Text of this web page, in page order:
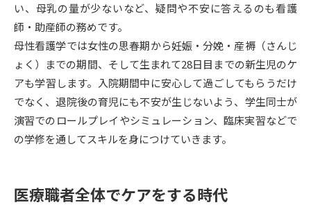
新学年スタート号特集ページ
（高3生用）
新学年スタート号特集ページ
SELFBRAND特集ページ
オープンキャンパスなどを調べる
オープンキャンパス検索 実施プログラムから探す
い、母乳の量が少ないなど、疑問や不安に答えるのも看護
師・助産師の務めです。
母性看護学では女性の思春期から妊娠・分娩・産褥（さんじ
ょく）までの期間、そして生まれて28日目までの新生児のケ
アも学習します。入院期間中に安心して過ごしてもらうだけ
でなく、退院後の育児にも不安が生じないよう、学生同士が
演習でのロールプレイやシミュレーション、臨床実習などで
の学修を通してスキルを身につけていきます。
医療職者全体でケアをする時代